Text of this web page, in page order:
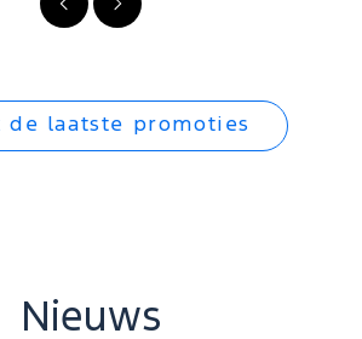
Volgende
Vorige
de laatste promoties
Nieuws